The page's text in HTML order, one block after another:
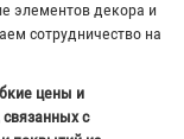
элементов декора и
сотрудничество на
цены и
с